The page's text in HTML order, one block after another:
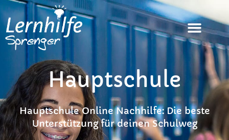
Hauptschule
Hauptschule Online Nachhilfe: Die beste
Unterstützung für deinen Schulweg